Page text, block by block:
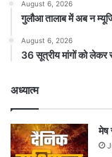
August 6, 2026
गुलौआ तालाब में अब न
August 6, 2026
36 सूत्रीय मांगों को लेकर
अध्यात्म
मेष